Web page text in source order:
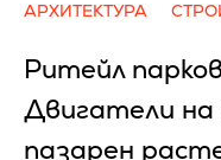
АРХИТЕКТУРА
Ритейл
Двигатели
пазарен